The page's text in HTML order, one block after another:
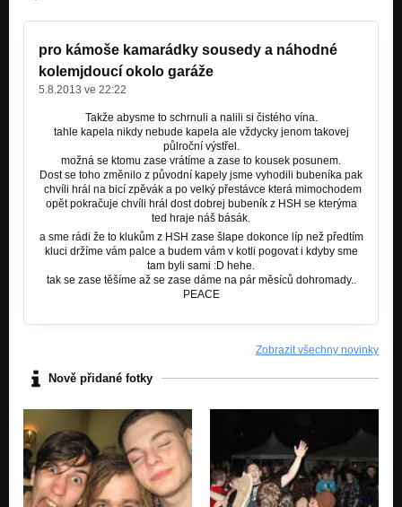
pro kámoše kamarádky sousedy a náhodné
kolemjdoucí okolo garáže
5.8.2013 ve 22:22
Takže abysme to schrnuli a nalili si čistého vína.
tahle kapela nikdy nebude kapela ale vždycky jenom takovej
půlroční výstřel.
možná se ktomu zase vrátíme a zase to kousek posunem.
Dost se toho změnilo z původní kapely jsme vyhodili bubeníka pak
chvíli hrál na bicí zpěvák a po velký přestávce která mimochodem
opět pokračuje chvíli hrál dost dobrej bubeník z HSH se kterýma
ted hraje náš básák.
a sme rádi že to klukům z HSH zase šlape dokonce líp než předtím
kluci držíme vám palce a budem vám v kotli pogovat i kdyby sme
tam byli sami :D hehe.
tak se zase těšíme až se zase dáme na pár měsíců dohromady..
PEACE
Zobrazit všechny novinky
Nově přidané fotky